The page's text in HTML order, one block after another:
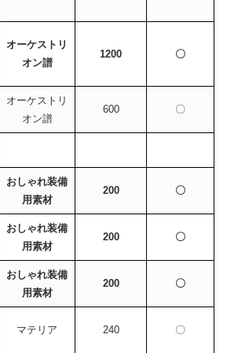
オーケストリ
オン譜
1200 〇
オーケストリ
オン譜
600 〇
おしゃれ装備
用素材
200 〇
おしゃれ装備
用素材
200 〇
おしゃれ装備
用素材
200 〇
マテリア 240 〇